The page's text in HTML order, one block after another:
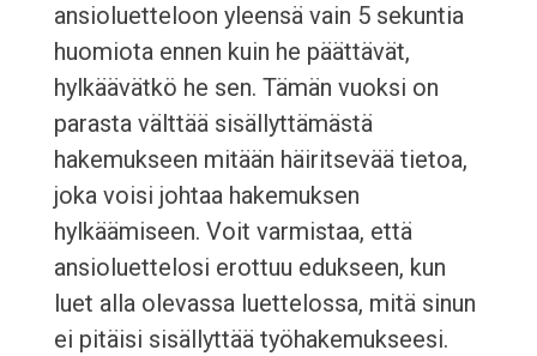
ansioluetteloon yleensä vain 5 sekuntia
huomiota ennen kuin he päättävät,
hylkäävätkö he sen. Tämän vuoksi on
parasta välttää sisällyttämästä
hakemukseen mitään häiritsevää tietoa,
joka voisi johtaa hakemuksen
hylkäämiseen. Voit varmistaa, että
ansioluettelosi erottuu edukseen, kun
luet alla olevassa luettelossa, mitä sinun
ei pitäisi sisällyttää työhakemukseesi.